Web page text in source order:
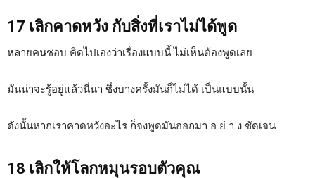
17 เลิกคาดหวัง กับสิ่งที่เราไม่ได้พูด
หลายคนชอบ คิดไปเองว่าเรื่องแบบนี้ ไม่เห็นต้องพูดเลย
มันน่าจะรู้อยู่แล้วนี่นา ซึ่งบางครั้งมันก็ไม่ได้ เป็นแบบนั้น
ดังนั้นหากเราคาดหวังอะไร ก็จงพูดมันออกมา อ ย่ า ง ชัดเจน
18 เลิกให้โลกหมุนรอบตัวคุณ